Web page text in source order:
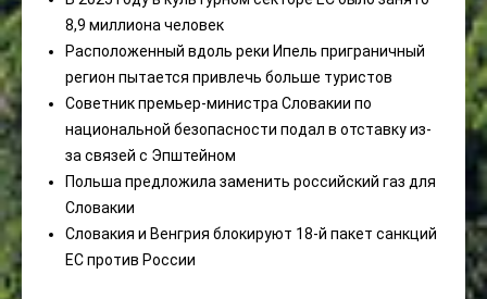
8,9 миллиона человек
Расположенный вдоль реки Ипель приграничный
регион пытается привлечь больше туристов
Советник премьер-министра Словакии по
национальной безопасности подал в отставку из-
за связей с Эпштейном
Польша предложила заменить российский газ для
Словакии
Словакия и Венгрия блокируют 18-й пакет санкций
ЕС против России